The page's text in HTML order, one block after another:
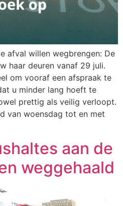
afval willen wegbrengen: De
haar deuren vanaf 29 juli.
om vooraf een afspraak te
u minder lang hoeft te
prettig als veilig verloopt.
van woensdag tot en met
aan de
weggehaald